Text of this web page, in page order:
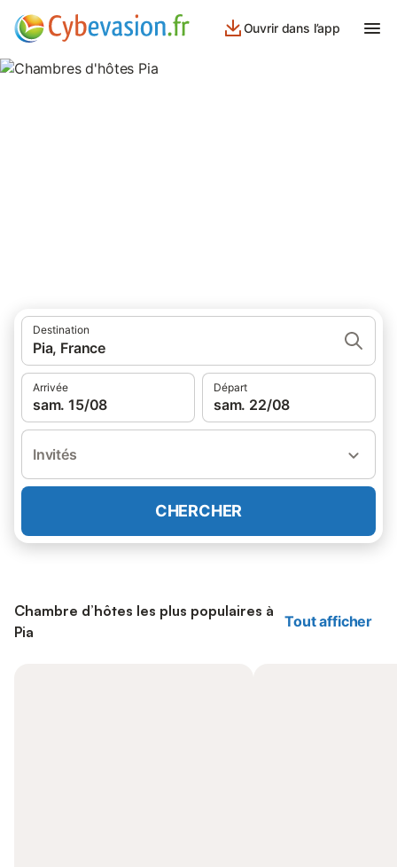
Ouvrir dans l’app
Destination
Pia, France
Arrivée
sam. 15/08
Départ
sam. 22/08
Invités
CHERCHER
Chambre d’hôtes les plus populaires à
Pia
Tout afficher